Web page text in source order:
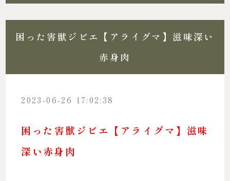
困った害獣ジビエ【アライグマ】滋味深い
赤身肉
2023-06-26 17:02:38
困った害獣ジビエ【アライグマ】滋味
深い赤身肉